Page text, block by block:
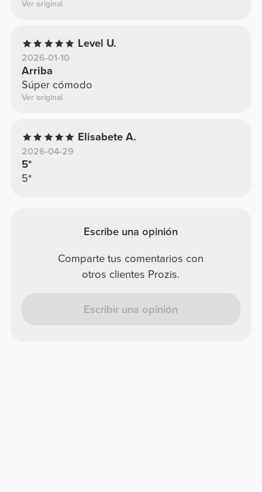
Ver original
Level U.
2026-01-10
Arriba
Súper cómodo
Ver original
Elisabete A.
2026-04-29
5*
5*
Escribe una opinión
Comparte tus comentarios con
otros clientes Prozis.
Escribir una opinión